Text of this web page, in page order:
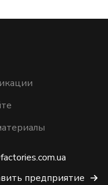
предприятие